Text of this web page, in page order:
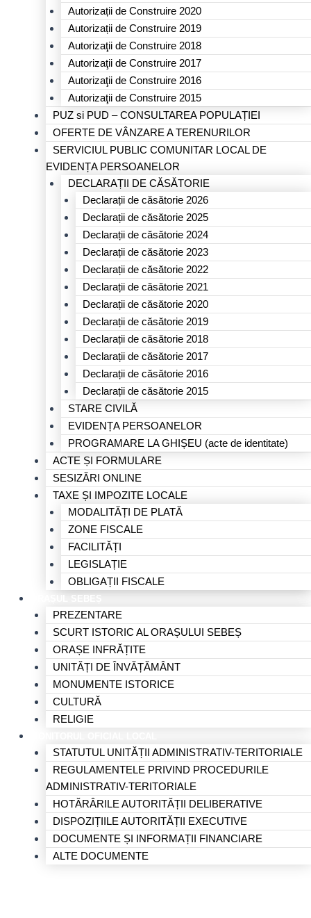
Autorizații de Construire 2020
Autorizații de Construire 2019
Autorizaţii de Construire 2018
Autorizaţii de Construire 2017
Autorizaţii de Construire 2016
Autorizaţii de Construire 2015
PUZ si PUD – CONSULTAREA POPULAȚIEI
OFERTE DE VÂNZARE A TERENURILOR
SERVICIUL PUBLIC COMUNITAR LOCAL DE
EVIDENȚA PERSOANELOR
DECLARAȚII DE CĂSĂTORIE
Declarații de căsătorie 2026
Declarații de căsătorie 2025
Declarații de căsătorie 2024
Declarații de căsătorie 2023
Declarații de căsătorie 2022
Declarații de căsătorie 2021
Declarații de căsătorie 2020
Declarații de căsătorie 2019
Declarații de căsătorie 2018
Declarații de căsătorie 2017
Declarații de căsătorie 2016
Declarații de căsătorie 2015
STARE CIVILĂ
EVIDENȚA PERSOANELOR
PROGRAMARE LA GHIȘEU (acte de identitate)
ACTE ȘI FORMULARE
SESIZĂRI ONLINE
TAXE ȘI IMPOZITE LOCALE
MODALITĂȚI DE PLATĂ
ZONE FISCALE
FACILITĂȚI
LEGISLAȚIE
OBLIGAȚII FISCALE
ORAȘUL SEBEȘ
PREZENTARE
SCURT ISTORIC AL ORAȘULUI SEBEȘ
ORAȘE INFRĂȚITE
UNITĂȚI DE ÎNVĂȚĂMÂNT
MONUMENTE ISTORICE
CULTURĂ
RELIGIE
STATUTUL UNITĂȚII ADMINISTRATIV-TERITORIALE
REGULAMENTELE PRIVIND PROCEDURILE
ADMINISTRATIV-TERITORIALE
HOTĂRÂRILE AUTORITĂȚII DELIBERATIVE
DISPOZIȚIILE AUTORITĂȚII EXECUTIVE
DOCUMENTE ȘI INFORMAȚII FINANCIARE
ALTE DOCUMENTE